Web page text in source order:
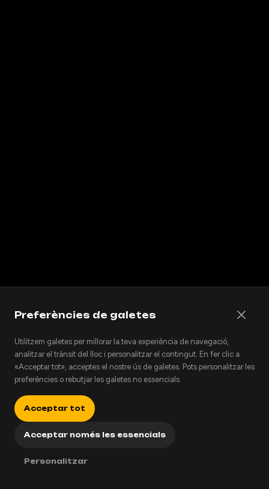
Preferències de galetes
Utilitzem galetes per millorar la teva experiència de navegació,
analitzar el trànsit del lloc i personalitzar el contingut. En fer clic a
«Acceptar tot», acceptes el nostre ús de galetes. Pots personalitzar les
preferències o rebutjar les galetes no essencials.
Acceptar tot
Acceptar només les essencials
Personalitzar